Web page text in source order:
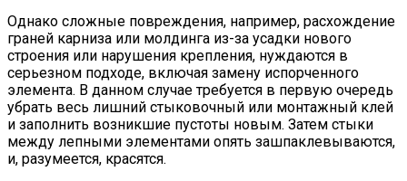
Однако сложные повреждения, например, расхождение
граней карниза или молдинга из-за усадки нового
строения или нарушения крепления, нуждаются в
серьезном подходе, включая замену испорченного
элемента. В данном случае требуется в первую очередь
убрать весь лишний стыковочный или монтажный клей
и заполнить возникшие пустоты новым. Затем стыки
между лепными элементами опять зашпаклевываются,
и, разумеется, красятся.